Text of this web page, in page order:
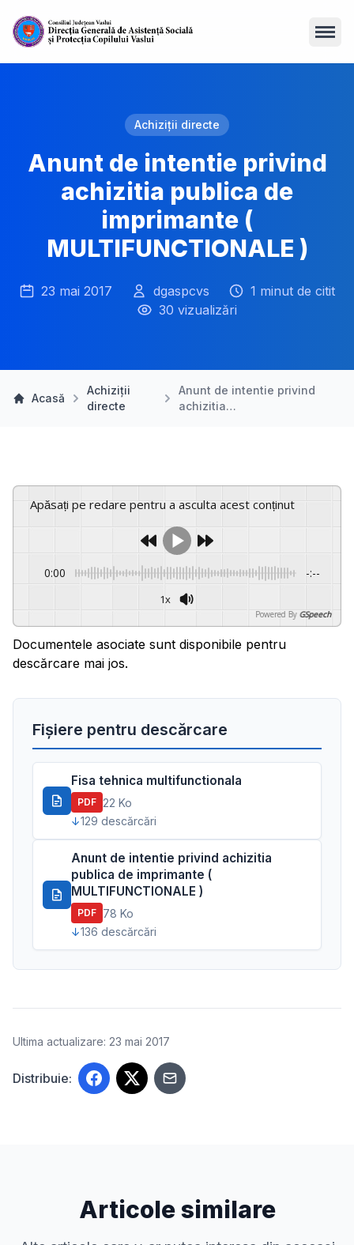
Achiziții directe
Anunt de intentie privind
achizitia publica de
imprimante (
MULTIFUNCTIONALE )
23 mai 2017 dgaspcvs
1 minut de citit
30 vizualizări
Acasă
Achiziții
directe
Anunt de intentie privind
achizitia…
Apăsați pe redare pentru a asculta acest conținut
0:00 -:--
1x
Powered By GSpeech
Documentele asociate sunt disponibile pentru
descărcare mai jos.
Fișiere pentru descărcare
Fisa tehnica multifunctionala
PDF 22 Ko
129 descărcări
Anunt de intentie privind achizitia
publica de imprimante (
MULTIFUNCTIONALE )
PDF 78 Ko
136 descărcări
Ultima actualizare: 23 mai 2017
Distribuie:
Articole similare